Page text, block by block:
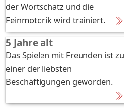
der Wortschatz und die
Feinmotorik wird trainiert.
5 Jahre alt
Das Spielen mit Freunden ist zu
einer der liebsten
Beschäftigungen geworden.